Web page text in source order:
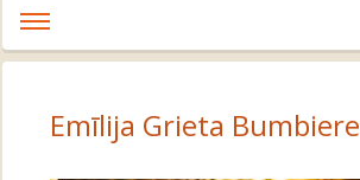
Emīlija Grieta Bumbiere